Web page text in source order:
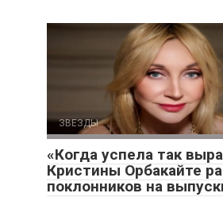
ЗВЕЗДЫ
«Когда успела так
Кристины Орбакайте
поклонников на